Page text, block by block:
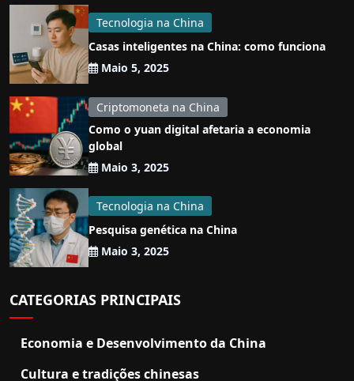
Tecnologia na China
Casas inteligentes na China: como funciona
Maio 5, 2025
Criptomoneta na China
Como o yuan digital afetaria a economia
global
Maio 3, 2025
Tecnologia na China
Pesquisa genética na China
Maio 3, 2025
CATEGORIAS PRINCIPAIS
Economia e Desenvolvimento da China
Cultura e tradições chinesas